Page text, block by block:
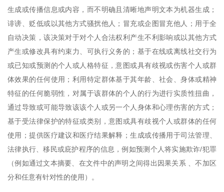
生成或传播信息或内容，而不明确且清晰地声明文本为机器生成；
诽谤、贬低或以其他方式骚扰他人；冒充或企图冒充他人；用于全
自动决策，该决策对于对个人合法权利产生不利影响或以其他方式
产生或修改具有约束力、可执行义务的；基于在线或离线社交行为
或已知或预测的个人或人格特征，意图或具有歧视或伤害个人或群
体效果的任何使用；利用特定群体基于其年龄、社会、身体或精神
特征的任何脆弱性，对属于该群体的个人的行为进行实质性扭曲，
通过导致或可能导致该该个人或另一个人身体和心理伤害的方式；
基于受法律保护的特征或类别，意图或具有歧视个人或群体的任何
使用；提供医疗建议和医疗结果解释；生成或传播用于司法管理、
法律执行、移民或庇护程序的信息，例如预测个人将实施欺诈/犯罪
（例如通过文本摘要、在文件中的声明之间得出因果关系 、不加区
分和任意有针对性的使用）。